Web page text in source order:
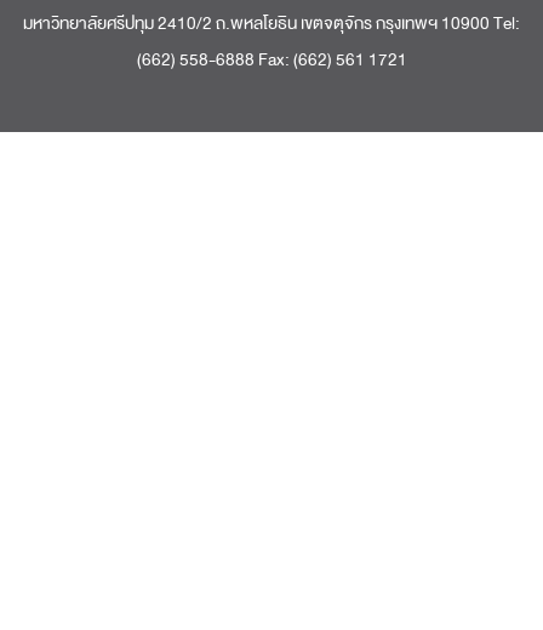
มหาวิทยาลัยศรีปทุม 2410/2 ถ.พหลโยธิน เขตจตุจักร กรุงเทพฯ 10900 Tel:
(662) 558-6888 Fax: (662) 561 1721